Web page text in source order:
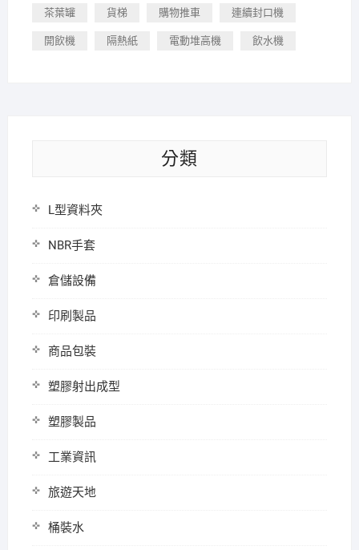
茶葉罐 貨梯 購物推車 連續封口機
開飲機 隔熱紙 電動堆高機 飲水機
分類
L型資料夾
NBR手套
倉儲設備
印刷製品
商品包裝
塑膠射出成型
塑膠製品
工業資訊
旅遊天地
桶裝水